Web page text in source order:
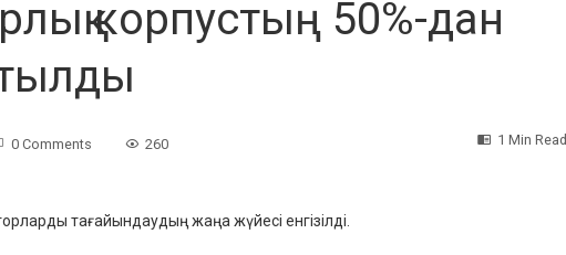
корпустың 50%-дан
0 Comments 260 1 Min Read
тағайындаудың жаңа жүйесі енгізілді.